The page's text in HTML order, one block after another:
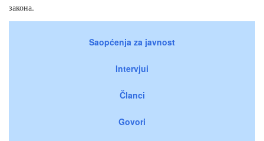
закона.
Saopćenja za javnost
Intervjui
Članci
Govori